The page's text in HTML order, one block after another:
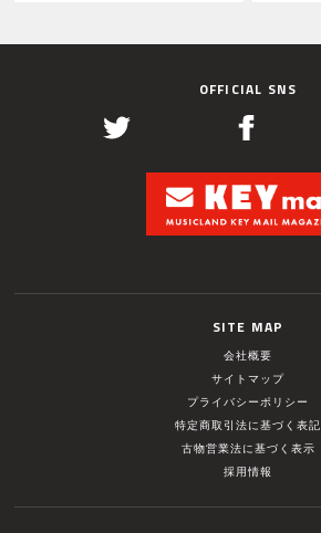
OFFICIAL SNS
SITE MAP
会社概要
サイトマップ
プライバシーポリシー
特定商取引法に基づく表記
古物営業法に基づく表示
採用情報